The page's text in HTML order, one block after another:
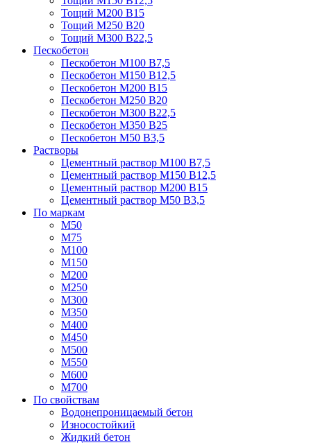
Тощий М200 В15
Тощий М250 В20
Тощий М300 В22,5
Пескобетон
Пескобетон М100 В7,5
Пескобетон М150 В12,5
Пескобетон М200 В15
Пескобетон М250 В20
Пескобетон М300 В22,5
Пескобетон М350 В25
Пескобетон М50 В3,5
Растворы
Цементный раствор М100 В7,5
Цементный раствор М150 В12,5
Цементный раствор М200 В15
Цементный раствор М50 В3,5
По маркам
М50
М75
М100
М150
М200
М250
М300
М350
М400
М450
М500
М550
М600
М700
По свойствам
Водонепроницаемый бетон
Износостойкий
Жидкий бетон